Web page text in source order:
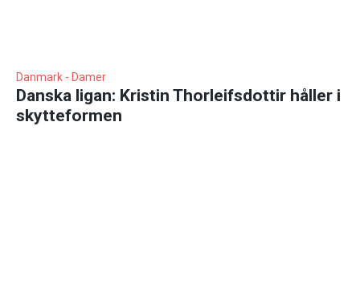
Danmark - Damer
Danska ligan: Kristin Thorleifsdottir håller i
skytteformen